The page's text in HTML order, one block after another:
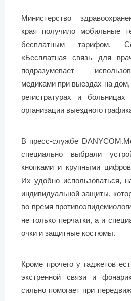
Министерство
края получило мобильные
бесплатным тарифом.
«Бесплатная связь для
подразумевает
медиками при выездах на
регистратурах и
организации выездного
В пресс-службе
специально выбрали
кнопками и крупными
Их удобно использоваться,
индивидуальной защиты,
во время
не только перчатки, а и
очки и защитные костюмы.
Кроме прочего у гаджетов
экстренной связи и
сильно помогает при